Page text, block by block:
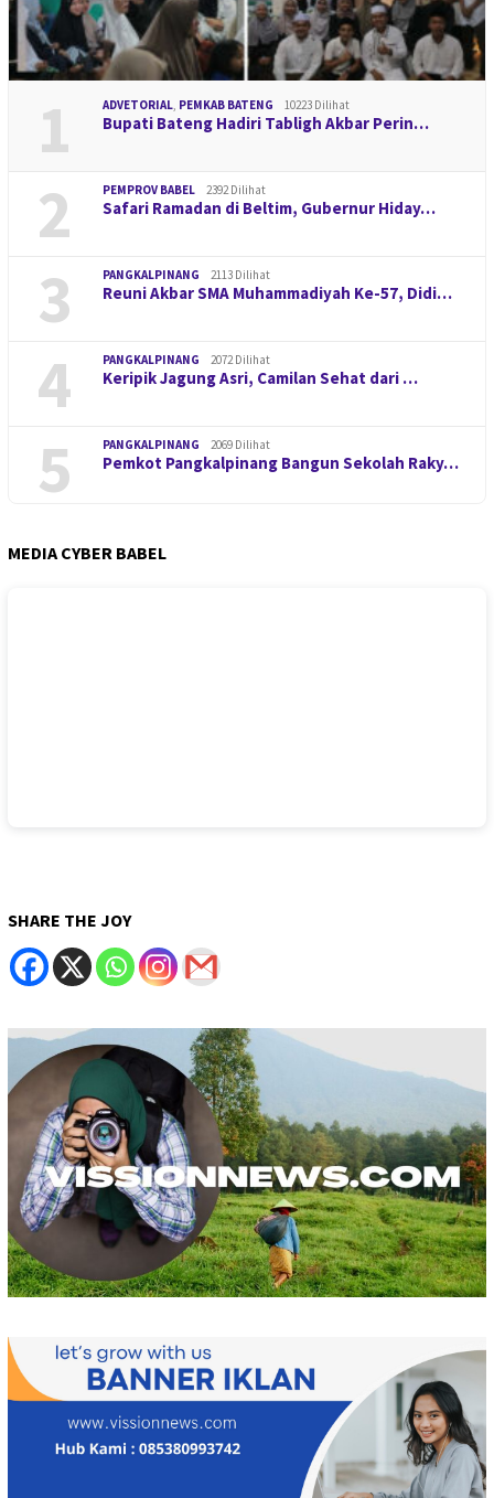
1 ADVETORIAL, PEMKAB BATENG 10223 Dilihat
Bupati Bateng Hadiri Tabligh Akbar Perin…
2 PEMPROV BABEL 2392 Dilihat
Safari Ramadan di Beltim, Gubernur Hiday…
3 PANGKALPINANG 2113 Dilihat
Reuni Akbar SMA Muhammadiyah Ke-57, Didi…
4 PANGKALPINANG 2072 Dilihat
Keripik Jagung Asri, Camilan Sehat dari …
5 PANGKALPINANG 2069 Dilihat
Pemkot Pangkalpinang Bangun Sekolah Raky…
MEDIA CYBER BABEL
SHARE THE JOY